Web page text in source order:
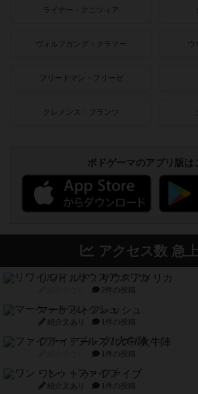
ライナー・クニツィア
ヴォルフガング・クラマー
フリードマン・フリーゼ
クレメンス・フランツ
ボドゲーマのアプリ版は
アクセス数 急
リワイルド：サウスアメリカ
2件の投稿
マーケットフレッシュ
紹介文あり 1件の投稿
ファイアー・ブルズ / 火牛陣
1件の投稿
ワン・トゥ・ファイブ
紹介文あり 1件の投稿